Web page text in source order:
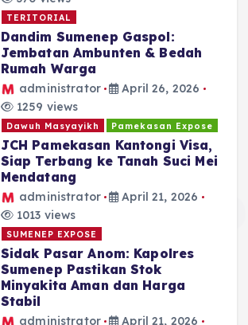
TERITORIAL
Dandim Sumenep Gaspol:
Jembatan Ambunten & Bedah
Rumah Warga
administrator
April 26, 2026
1259 views
Dawuh Masyayikh Pamekasan Expose
JCH Pamekasan Kantongi Visa,
Siap Terbang ke Tanah Suci Mei
Mendatang
administrator
April 21, 2026
1013 views
SUMENEP EXPOSE
Sidak Pasar Anom: Kapolres
Sumenep Pastikan Stok
Minyakita Aman dan Harga
Stabil
administrator
April 21, 2026